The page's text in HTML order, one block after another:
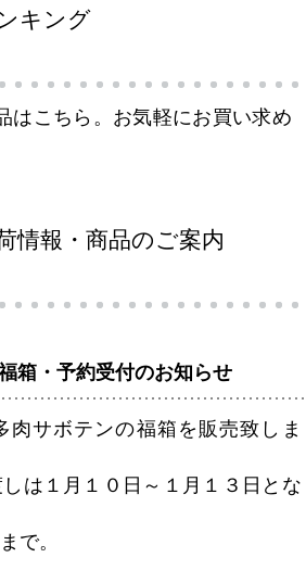
キング
はこちら。お気軽にお買い求め
情報・商品のご案内
箱・予約受付のお知らせ
肉サボテンの福箱を販売致しま
は１月１０日～１月１３日とな
で。